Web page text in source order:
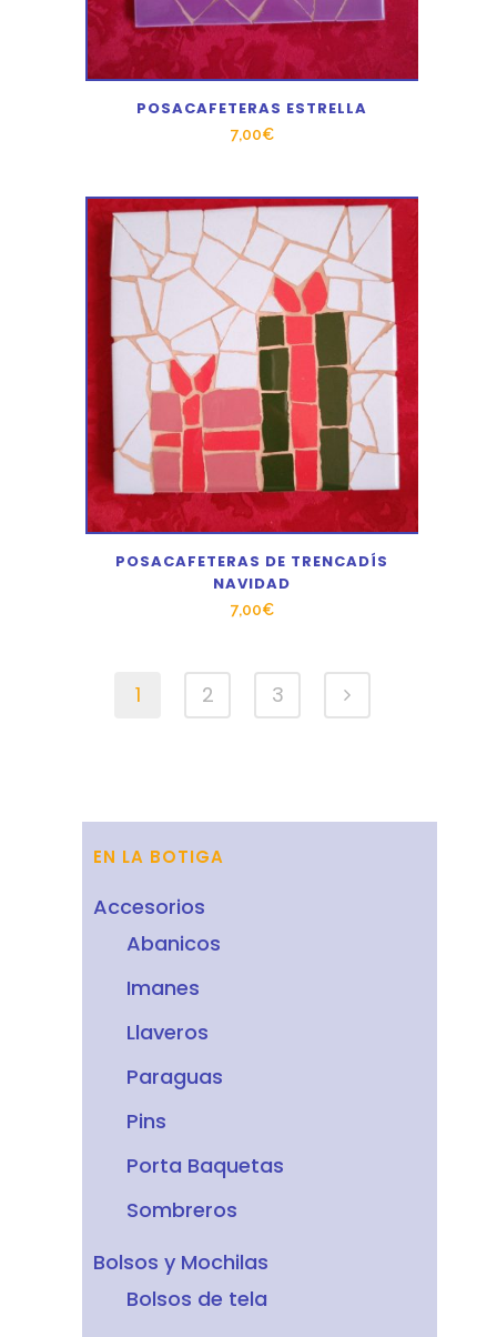
POSACAFETERAS ESTRELLA
7,00€
POSACAFETERAS DE TRENCADÍS
NAVIDAD
7,00€
1 2 3
EN LA BOTIGA
Accesorios
Abanicos
Imanes
Llaveros
Paraguas
Pins
Porta Baquetas
Sombreros
Bolsos y Mochilas
Bolsos de tela